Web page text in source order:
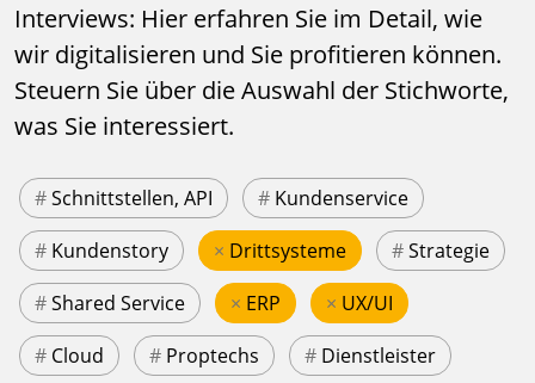
Interviews: Hier erfahren Sie im Detail, wie
wir digitalisieren und Sie profitieren können.
Steuern Sie über die Auswahl der Stichworte,
was Sie interessiert.
#Schnittstellen, API # Kundenservice
# Kundenstory × Drittsysteme #Strategie
#Shared Service × ERP × UX/UI
# Cloud # Proptechs # Dienstleister